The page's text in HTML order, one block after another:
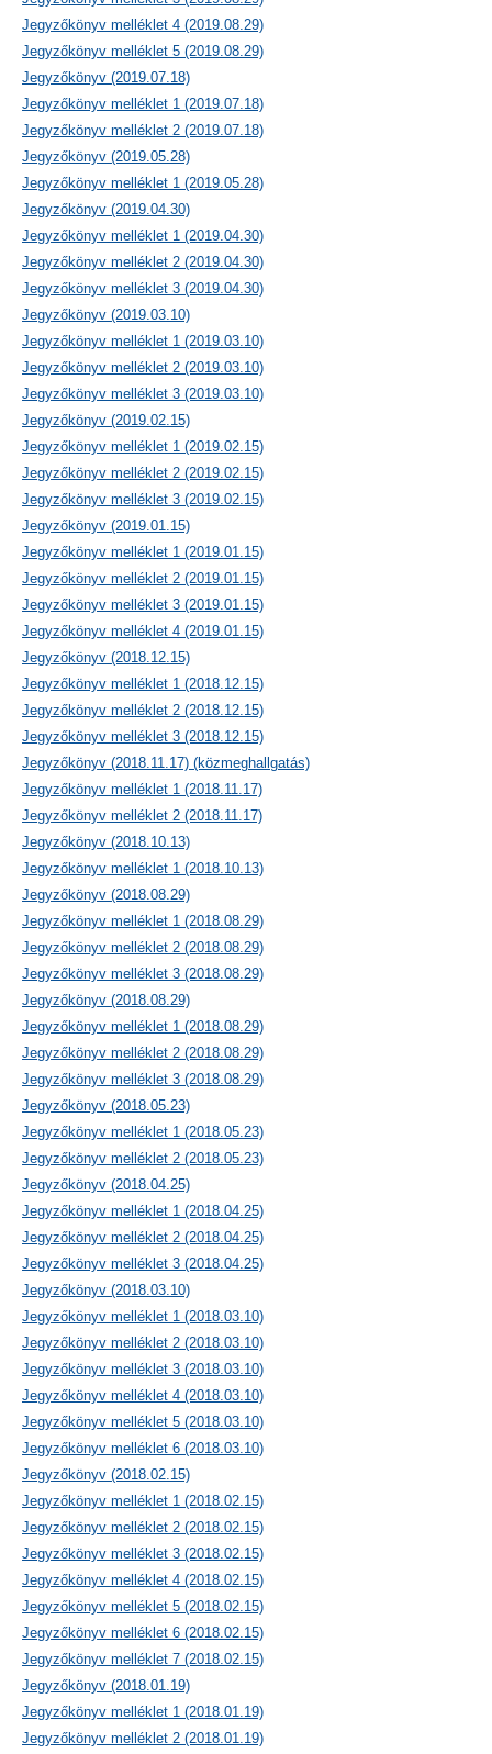
Jegyzőkönyv melléklet 4 (2019.08.29)
Jegyzőkönyv melléklet 5 (2019.08.29)
Jegyzőkönyv (2019.07.18)
Jegyzőkönyv melléklet 1 (2019.07.18)
Jegyzőkönyv melléklet 2 (2019.07.18)
Jegyzőkönyv (2019.05.28)
Jegyzőkönyv melléklet 1 (2019.05.28)
Jegyzőkönyv (2019.04.30)
Jegyzőkönyv melléklet 1 (2019.04.30)
Jegyzőkönyv melléklet 2 (2019.04.30)
Jegyzőkönyv melléklet 3 (2019.04.30)
Jegyzőkönyv (2019.03.10)
Jegyzőkönyv melléklet 1 (2019.03.10)
Jegyzőkönyv melléklet 2 (2019.03.10)
Jegyzőkönyv melléklet 3 (2019.03.10)
Jegyzőkönyv (2019.02.15)
Jegyzőkönyv melléklet 1 (2019.02.15)
Jegyzőkönyv melléklet 2 (2019.02.15)
Jegyzőkönyv melléklet 3 (2019.02.15)
Jegyzőkönyv (2019.01.15)
Jegyzőkönyv melléklet 1 (2019.01.15)
Jegyzőkönyv melléklet 2 (2019.01.15)
Jegyzőkönyv melléklet 3 (2019.01.15)
Jegyzőkönyv melléklet 4 (2019.01.15)
Jegyzőkönyv (2018.12.15)
Jegyzőkönyv melléklet 1 (2018.12.15)
Jegyzőkönyv melléklet 2 (2018.12.15)
Jegyzőkönyv melléklet 3 (2018.12.15)
Jegyzőkönyv (2018.11.17) (közmeghallgatás)
Jegyzőkönyv melléklet 1 (2018.11.17)
Jegyzőkönyv melléklet 2 (2018.11.17)
Jegyzőkönyv (2018.10.13)
Jegyzőkönyv melléklet 1 (2018.10.13)
Jegyzőkönyv (2018.08.29)
Jegyzőkönyv melléklet 1 (2018.08.29)
Jegyzőkönyv melléklet 2 (2018.08.29)
Jegyzőkönyv melléklet 3 (2018.08.29)
Jegyzőkönyv (2018.08.29)
Jegyzőkönyv melléklet 1 (2018.08.29)
Jegyzőkönyv melléklet 2 (2018.08.29)
Jegyzőkönyv melléklet 3 (2018.08.29)
Jegyzőkönyv (2018.05.23)
Jegyzőkönyv melléklet 1 (2018.05.23)
Jegyzőkönyv melléklet 2 (2018.05.23)
Jegyzőkönyv (2018.04.25)
Jegyzőkönyv melléklet 1 (2018.04.25)
Jegyzőkönyv melléklet 2 (2018.04.25)
Jegyzőkönyv melléklet 3 (2018.04.25)
Jegyzőkönyv (2018.03.10)
Jegyzőkönyv melléklet 1 (2018.03.10)
Jegyzőkönyv melléklet 2 (2018.03.10)
Jegyzőkönyv melléklet 3 (2018.03.10)
Jegyzőkönyv melléklet 4 (2018.03.10)
Jegyzőkönyv melléklet 5 (2018.03.10)
Jegyzőkönyv melléklet 6 (2018.03.10)
Jegyzőkönyv (2018.02.15)
Jegyzőkönyv melléklet 1 (2018.02.15)
Jegyzőkönyv melléklet 2 (2018.02.15)
Jegyzőkönyv melléklet 3 (2018.02.15)
Jegyzőkönyv melléklet 4 (2018.02.15)
Jegyzőkönyv melléklet 5 (2018.02.15)
Jegyzőkönyv melléklet 6 (2018.02.15)
Jegyzőkönyv melléklet 7 (2018.02.15)
Jegyzőkönyv (2018.01.19)
Jegyzőkönyv melléklet 1 (2018.01.19)
Jegyzőkönyv melléklet 2 (2018.01.19)